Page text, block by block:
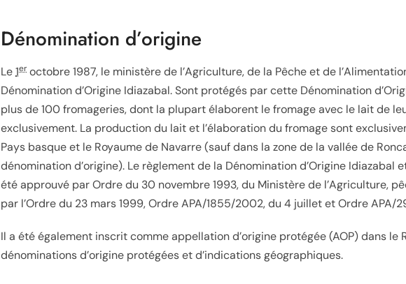
Dénomination d’origine
Le1er octobre 1987, le ministère de l’Agriculture, de la Pêche et de
Dénomination d’Origine Idiazabal. Sont protégés par cette Dénomination
plus de 100 fromageries, dont la plupart élaborent le fromage avec le lait de
exclusivement. La production du lait et l’élaboration du fromage sont
Pays basque et le Royaume de Navarre (sauf dans la zone de la vallée de
dénomination d’origine). Le règlement de la Dénomination d’Origine Idiazabal
été approuvé par Ordre du 30 novembre 1993, du Ministère de l’Agriculture,
par l’Ordre du 23 mars 1999, Ordre APA/1855/2002, du 4 juilletet Ordre APA/
Il a été également inscrit comme appellation d’origine protégée (AOP) dans le
dénominations d’origine protégées et d’indications géographiques.